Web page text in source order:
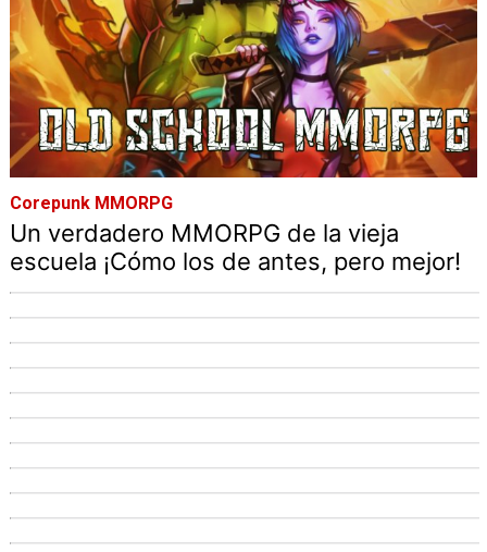
Corepunk MMORPG
Un verdadero MMORPG de la vieja
escuela ¡Cómo los de antes, pero mejor!